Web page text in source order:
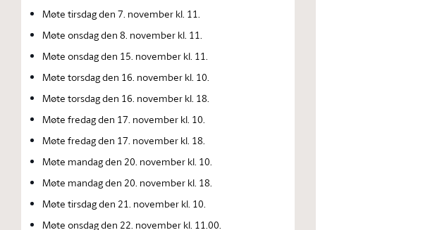
Møte tirsdag den 7. november kl. 11.
Møte onsdag den 8. november kl. 11.
Møte onsdag den 15. november kl. 11.
Møte torsdag den 16. november kl. 10.
Møte torsdag den 16. november kl. 18.
Møte fredag den 17. november kl. 10.
Møte fredag den 17. november kl. 18.
Møte mandag den 20. november kl. 10.
Møte mandag den 20. november kl. 18.
Møte tirsdag den 21. november kl. 10.
Møte onsdag den 22. november kl. 11.00.